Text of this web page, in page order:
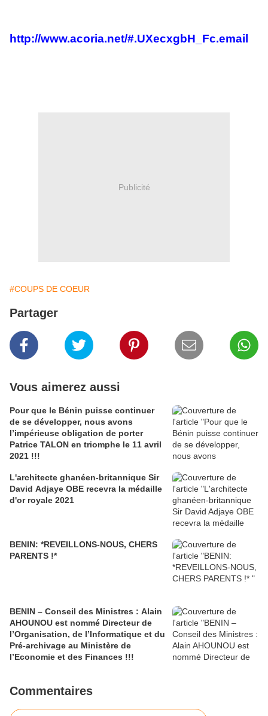
http://www.acoria.net/#.UXecxgbH_Fc.email
Publicité
#COUPS DE COEUR
Partager
Vous aimerez aussi
Pour que le Bénin puisse continuer
de se développer, nous avons
l’impérieuse obligation de porter
Patrice TALON en triomphe le 11 avril
2021 !!!
L'architecte ghanéen-britannique Sir
David Adjaye OBE recevra la médaille
d'or royale 2021
BENIN: *REVEILLONS-NOUS, CHERS
PARENTS !*
BENIN – Conseil des Ministres : Alain
AHOUNOU est nommé Directeur de
l’Organisation, de l’Informatique et du
Pré-archivage au Ministère de
l’Economie et des Finances !!!
Commentaires